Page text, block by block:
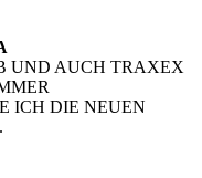
UND AUCH TRAXEX
ICH DIE NEUEN